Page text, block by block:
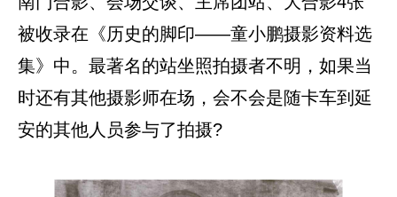
被收录在《历史的脚印——童小鹏摄影资料选
集》中。最著名的站坐照拍摄者不明，如果当
时还有其他摄影师在场，会不会是随卡车到延
安的其他人员参与了拍摄?